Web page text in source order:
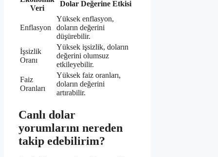
Veri
Dolar Değerine Etkisi
Enflasyon
Yüksek enflasyon,
doların değerini
düşürebilir.
İşsizlik
Oranı
Yüksek işsizlik, doların
değerini olumsuz
etkileyebilir.
Faiz
Oranları
Yüksek faiz oranları,
doların değerini
artırabilir.
Canlı dolar
yorumlarını nereden
takip edebilirim?